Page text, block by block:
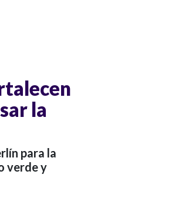
la
para la
verde y